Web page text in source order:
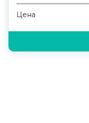
Цена